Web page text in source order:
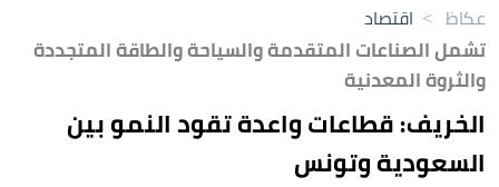
عكاظ > اقتصاد
تشمل الصناعات المتقدمة والسياحة والطاقة المتجددة
والثروة المعدنية
الخريف: قطاعات واعدة تقود النمو بين
السعودية وتونس